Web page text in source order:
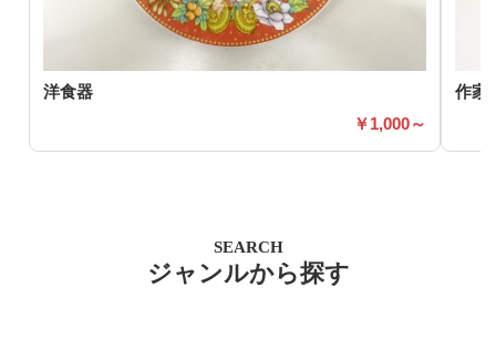
洋食器
1,000～
作家
SEARCH
ジャンルから探す